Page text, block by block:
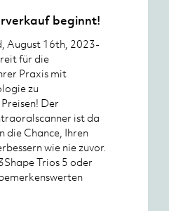
beginnt!
August 16th, 2023-
für die
Praxis mit
zu
Der
ist da
die Chance, Ihren
wie nie zuvor.
Trios 5 oder